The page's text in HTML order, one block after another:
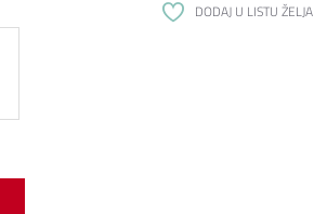
DODAJ U LISTU ŽELJA